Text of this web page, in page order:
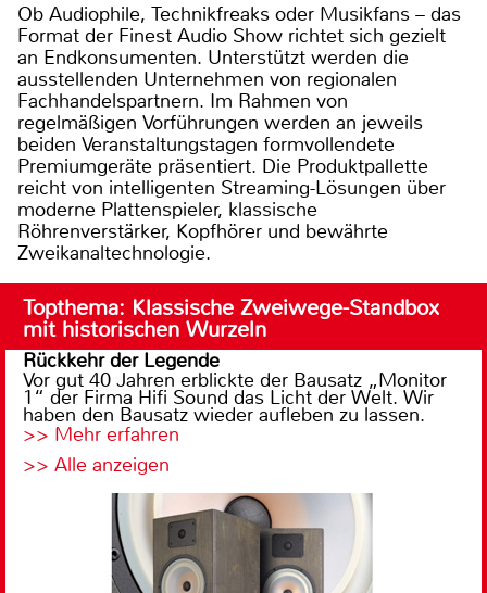
Ob Audiophile, Technikfreaks oder Musikfans – das
Format der Finest Audio Show richtet sich gezielt
an Endkonsumenten. Unterstützt werden die
ausstellenden Unternehmen von regionalen
Fachhandelspartnern. Im Rahmen von
regelmäßigen Vorführungen werden an jeweils
beiden Veranstaltungstagen formvollendete
Premiumgeräte präsentiert. Die Produktpallette
reicht von intelligenten Streaming-Lösungen über
moderne Plattenspieler, klassische
Röhrenverstärker, Kopfhörer und bewährte
Zweikanaltechnologie.
Topthema: Klassische Zweiwege-Standbox
mit historischen Wurzeln
Rückkehr der Legende
Vor gut 40 Jahren erblickte der Bausatz „Monitor
1“ der Firma Hifi Sound das Licht der Welt. Wir
haben den Bausatz wieder aufleben zu lassen.
>> Mehr erfahren
>> Alle anzeigen